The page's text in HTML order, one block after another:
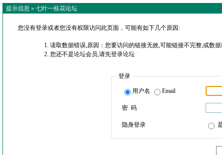
提示信息 » 七叶一枝花论坛
您没有登录或者您没有权限访问此页面，可能有如下几个原因:
读取数据错误,原因：您要访问的链接无效,可能链接不完整,或数
您还不是论坛会员,请先登录论坛
登录
用户名 Email
密 码
隐身登录